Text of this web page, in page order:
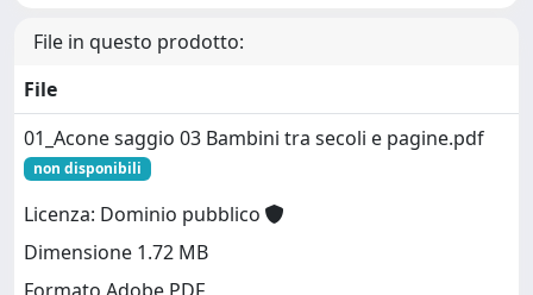
File in questo prodotto:
File
01_Acone saggio 03 Bambini tra secoli e pagine.pdf
non disponibili
Licenza: Dominio pubblico
Dimensione 1.72 MB